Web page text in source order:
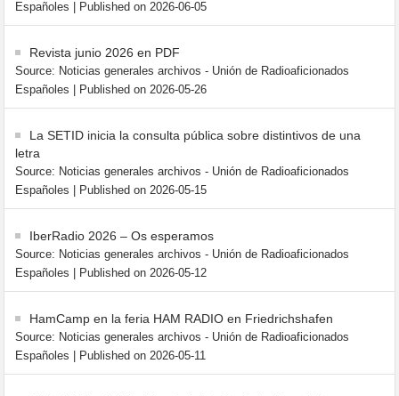
Españoles
Published on 2026-06-05
Revista junio 2026 en PDF
Source: Noticias generales archivos - Unión de Radioaficionados
Españoles
Published on 2026-05-26
La SETID inicia la consulta pública sobre distintivos de una
letra
Source: Noticias generales archivos - Unión de Radioaficionados
Españoles
Published on 2026-05-15
IberRadio 2026 – Os esperamos
Source: Noticias generales archivos - Unión de Radioaficionados
Españoles
Published on 2026-05-12
HamCamp en la feria HAM RADIO en Friedrichshafen
Source: Noticias generales archivos - Unión de Radioaficionados
Españoles
Published on 2026-05-11